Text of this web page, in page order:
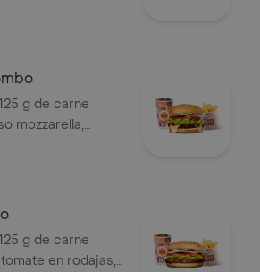
grillé, tomate en
g de carne
mozzarella,
tomate,
g de carne
en rodajas,